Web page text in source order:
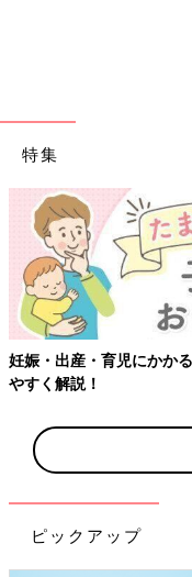
特集
【ワクチン接種できるも
ピックアップ